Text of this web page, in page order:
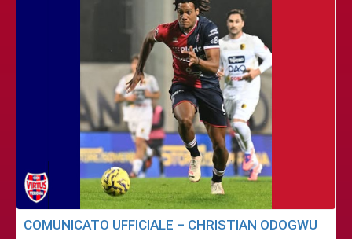
COMUNICATO UFFICIALE – CHRISTIAN ODOGWU